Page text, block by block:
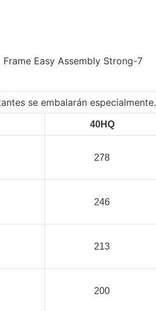
se embalarán especialmente.
40HQ
278
246
213
200